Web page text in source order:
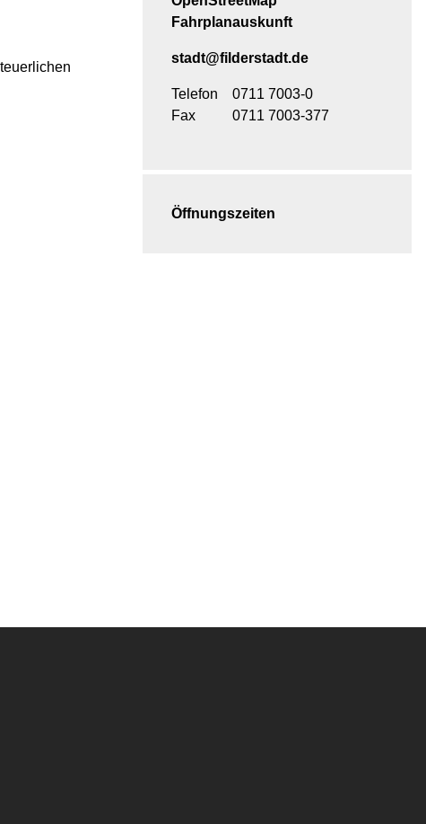
Fahrplanauskunft
stadt@filderstadt.de
Telefon
0711 7003-0
Fax
0711 7003-377
Öffnungszeiten